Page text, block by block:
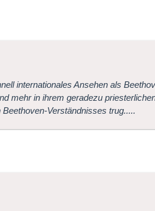
internationales Ansehen als
mehr in ihrem geradezu
Verständnisses trug.....